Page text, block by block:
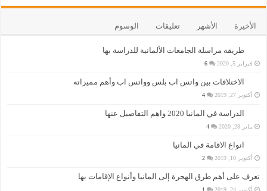
الأخيرة الأشهر تعليقات الوسوم
طريقة مراسلة الجامعات الألمانية للدراسة بها
فبراير 5, 2020 6
الاختلافات بين واتس اب بلس وواتس اب وأهم مميزاته
أكتوبر 27, 2019 4
الدراسة في المانيا 2020 واهم التفاصيل عنها
يناير 28, 2020 4
انواع الاقامة في المانيا
أكتوبر 10, 2019 2
تعرف على أهم طرق الهجرة إلى المانيا وأنواع الإقامات بها
أكتوبر 24, 2019 1